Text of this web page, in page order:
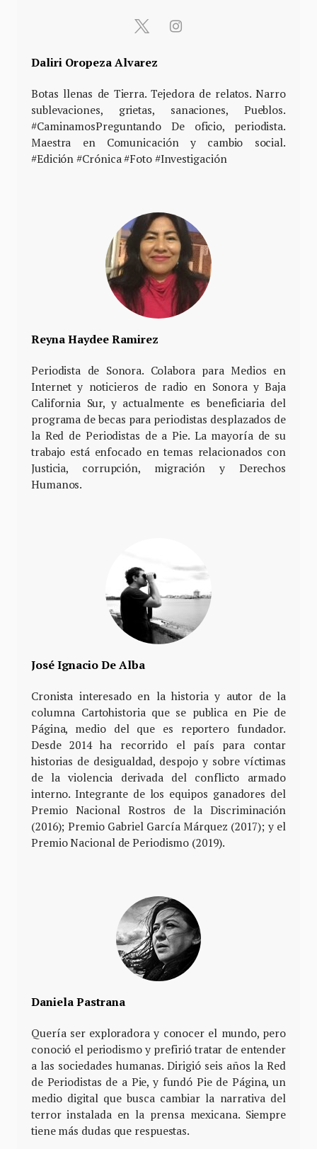
Daliri Oropeza Alvarez
Botas llenas de Tierra. Tejedora de relatos. Narro
sublevaciones, grietas, sanaciones, Pueblos.
#CaminamosPreguntando De oficio, periodista.
Maestra en Comunicación y cambio social.
#Edición #Crónica #Foto #Investigación
Reyna Haydee Ramirez
Periodista de Sonora. Colabora para Medios en
Internet y noticieros de radio en Sonora y Baja
California Sur, y actualmente es beneficiaria del
programa de becas para periodistas desplazados de
la Red de Periodistas de a Pie. La mayoría de su
trabajo está enfocado en temas relacionados con
Justicia, corrupción, migración y Derechos
Humanos.
José Ignacio De Alba
Cronista interesado en la historia y autor de la
columna Cartohistoria que se publica en Pie de
Página, medio del que es reportero fundador.
Desde 2014 ha recorrido el país para contar
historias de desigualdad, despojo y sobre víctimas
de la violencia derivada del conflicto armado
interno. Integrante de los equipos ganadores del
Premio Nacional Rostros de la Discriminación
(2016); Premio Gabriel García Márquez (2017); y el
Premio Nacional de Periodismo (2019).
Daniela Pastrana
Quería ser exploradora y conocer el mundo, pero
conoció el periodismo y prefirió tratar de entender
a las sociedades humanas. Dirigió seis años la Red
de Periodistas de a Pie, y fundó Pie de Página, un
medio digital que busca cambiar la narrativa del
terror instalada en la prensa mexicana. Siempre
tiene más dudas que respuestas.